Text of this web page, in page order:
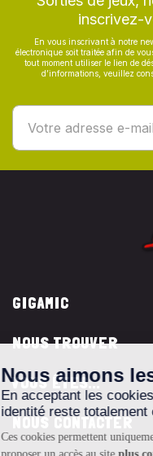
inscrivez-
En vous inscrivant à notre
électronique soit traitée afin de
tout moment utiliser le lien de
d’informations, veuillez
GIGAMIC
NOUS TROUVER
VOUS ÊTES...
NOUS CONTACTER